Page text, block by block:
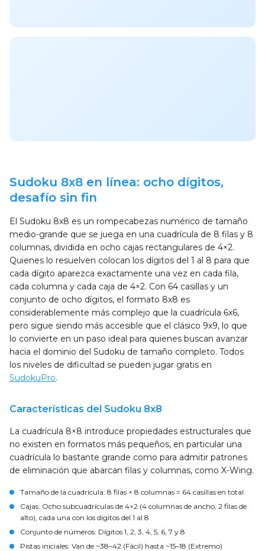
Sudoku 8x8 en línea: ocho dígitos,
desafío sin fin
El Sudoku 8x8 es un rompecabezas numérico de tamaño
medio-grande que se juega en una cuadrícula de 8 filas y 8
columnas, dividida en ocho cajas rectangulares de 4×2.
Quienes lo resuelven colocan los dígitos del 1 al 8 para que
cada dígito aparezca exactamente una vez en cada fila,
cada columna y cada caja de 4×2. Con 64 casillas y un
conjunto de ocho dígitos, el formato 8x8 es
considerablemente más complejo que la cuadrícula 6x6,
pero sigue siendo más accesible que el clásico 9x9, lo que
lo convierte en un paso ideal para quienes buscan avanzar
hacia el dominio del Sudoku de tamaño completo. Todos
los niveles de dificultad se pueden jugar gratis en
SudokuPro.
Características del Sudoku 8x8
La cuadrícula 8×8 introduce propiedades estructurales que
no existen en formatos más pequeños, en particular una
cuadrícula lo bastante grande como para admitir patrones
de eliminación que abarcan filas y columnas, como X-Wing.
Tamaño de la cuadrícula: 8 filas × 8 columnas = 64 casillas en total
Cajas: Ocho subcuadrículas de 4×2 (4 columnas de ancho, 2 filas de
alto), cada una con los dígitos del 1 al 8
Conjunto de números: Dígitos 1, 2, 3, 4, 5, 6, 7 y 8
Pistas iniciales: Van de ~38–42 (Fácil) hasta ~15–18 (Extremo)